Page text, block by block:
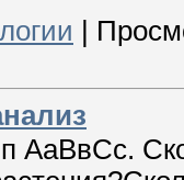
АаВвСс.